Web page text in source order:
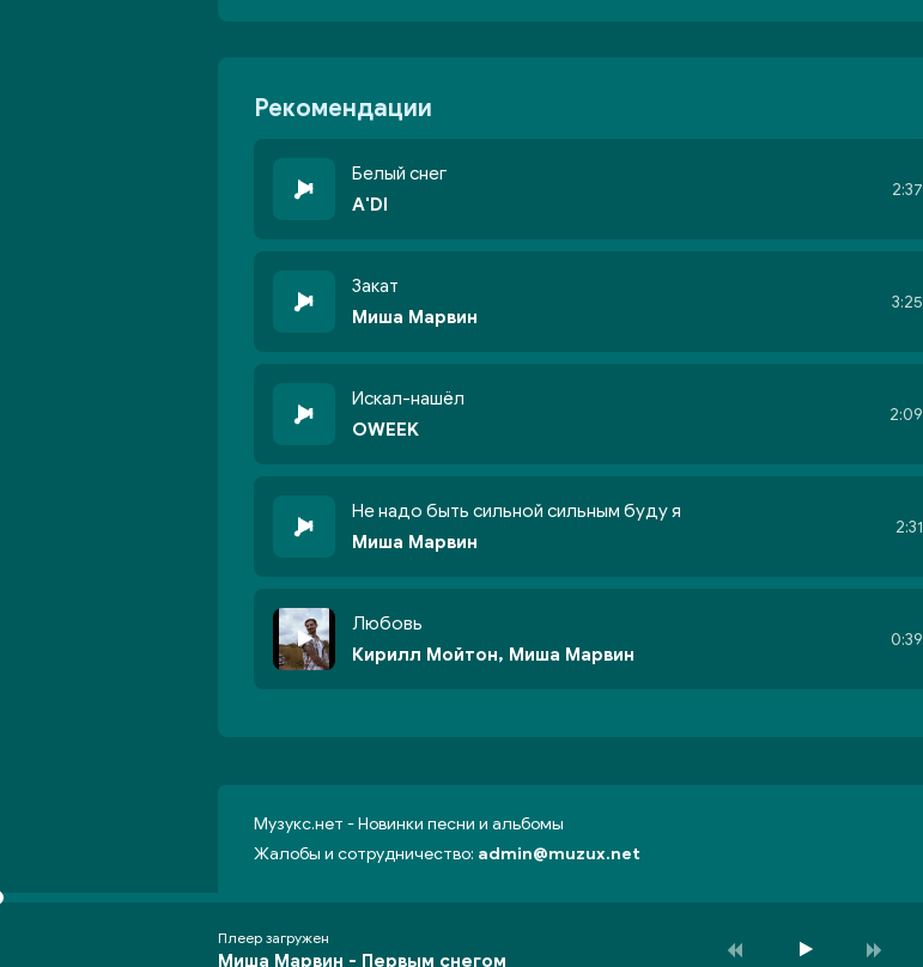
Рекомендации
Белый снег
A'DI
2:37
Закат
Миша Марвин
3:25
Искал-нашёл
OWEEK
2:09
Не надо быть сильной сильным буду я
Миша Марвин
2:31
Любовь
Кирилл Мойтон, Миша Марвин
0:39
Музукс.нет - Новинки песни и альбомы
Жалобы и сотрудничество: admin@muzux.net
Плеер загружен
Миша Марвин - Первым снегом